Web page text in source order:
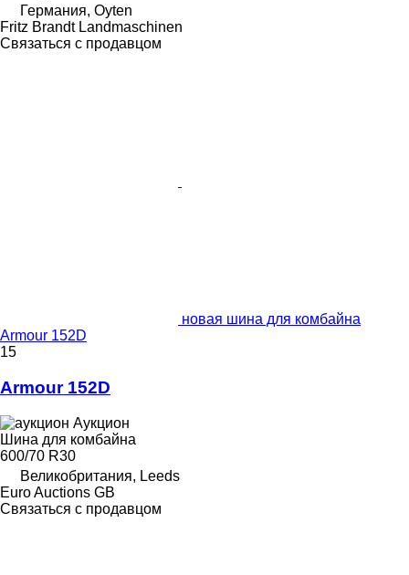
Германия, Oyten
Fritz Brandt Landmaschinen
Связаться с продавцом
новая шина для комбайна
Armour 152D
15
Armour 152D
Аукцион
Шина для комбайна
600/70 R30
Великобритания, Leeds
Euro Auctions GB
Связаться с продавцом